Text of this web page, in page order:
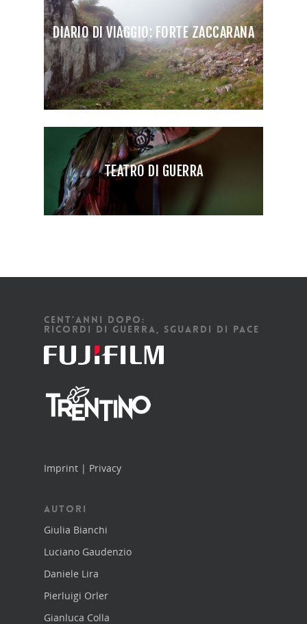
DIARIO DI VIAGGIO: FORTE ZACCARANA
TEATRO DI GUERRA
CENT’ANNI DOPO:
RICORDI DI GUERRA, SGUARDI DI PACE
Imprint | Privacy
AUTORI
Giulia Bianchi
Luciano Gaudenzio
Daniele Lira
Pierluigi Orler
Gianluca Colla